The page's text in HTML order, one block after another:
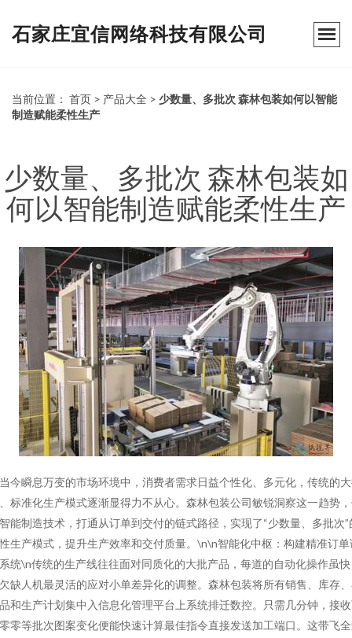
石家庄宜信网络科技有限公司
当前位置： 首页 > 产品大全 > 少数量、多批次 森林包装如何以智能
制造赋能柔性生产
少数量、多批次 森林包装如
何以智能制造赋能柔性生产
今瞬息万变的市场环境中，消费者需求日益个性化、多元化，传统的
标准化生产模式逐渐显得力不从心。森林包装公司敏锐洞察这一趋势
能制造技术，打通从订单到交付的链式路径，实现了“少数量、多批次”
生产模式，提升生产效率和交付质量。\n\n智能化中枢：构建精准订单
统\n传统的生产线往往面对同质化的大批产品，每道的自动化操作虽
缺人机最灵活的应对小单差异化的调整。森林包装将所有销售、库存
和生产计划集中入信息化管理平台上系统排迁数控。只需几分钟，接
零等批次图案变化便能快速计算最佳指令直接发送加工端口。这带飞